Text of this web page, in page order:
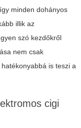
minden dohányos
illik az
szó kezdőkről
nem csak
is teszi a
cigi